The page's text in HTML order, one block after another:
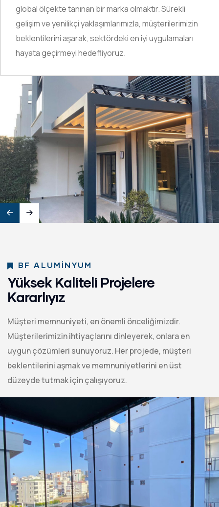
global ölçekte tanınan bir marka olmaktır. Sürekli
gelişim ve yenilikçi yaklaşımlarımızla, müşterilerimizin
beklentilerini aşarak, sektördeki en iyi uygulamaları
hayata geçirmeyi hedefliyoruz.
BF ALUMİNYUM
Yüksek Kaliteli Projelere
Kararlıyız
Müşteri memnuniyeti, en önemli önceliğimizdir.
Müşterilerimizin ihtiyaçlarını dinleyerek, onlara en
uygun çözümleri sunuyoruz. Her projede, müşteri
beklentilerini aşmak ve memnuniyetlerini en üst
düzeyde tutmak için çalışıyoruz.